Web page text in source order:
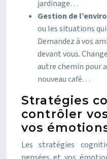
jardinage…
Gestion de
ou les situations
Demandez à vos
devant vous.
autre chemin pour
nouveau café…
Stratégies
contrôler
vos
Les stratégies